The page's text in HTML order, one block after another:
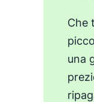
Che
una